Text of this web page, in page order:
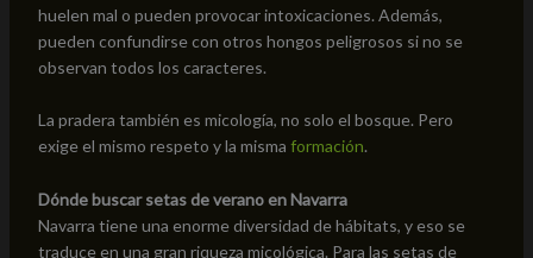
huelen mal o pueden provocar intoxicaciones. Además,
pueden confundirse con otros hongos peligrosos si no se
observan todos los caracteres.
La pradera también es micología, no solo el bosque. Pero
exige el mismo respeto y la misma formación.
Dónde buscar setas de verano en Navarra
Navarra tiene una enorme diversidad de hábitats, y eso se
traduce en una gran riqueza micológica. Para las setas de